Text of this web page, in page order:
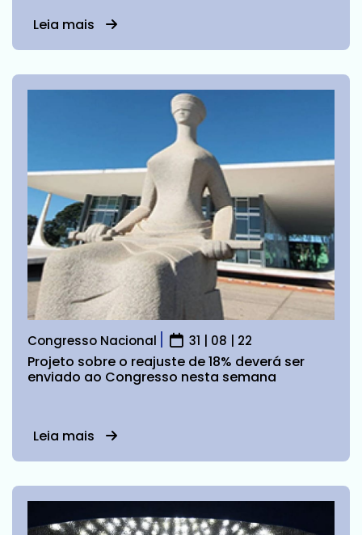
Leia mais
Congresso Nacional 31 | 08 | 22
Projeto sobre o reajuste de 18% deverá ser
enviado ao Congresso nesta semana
Leia mais